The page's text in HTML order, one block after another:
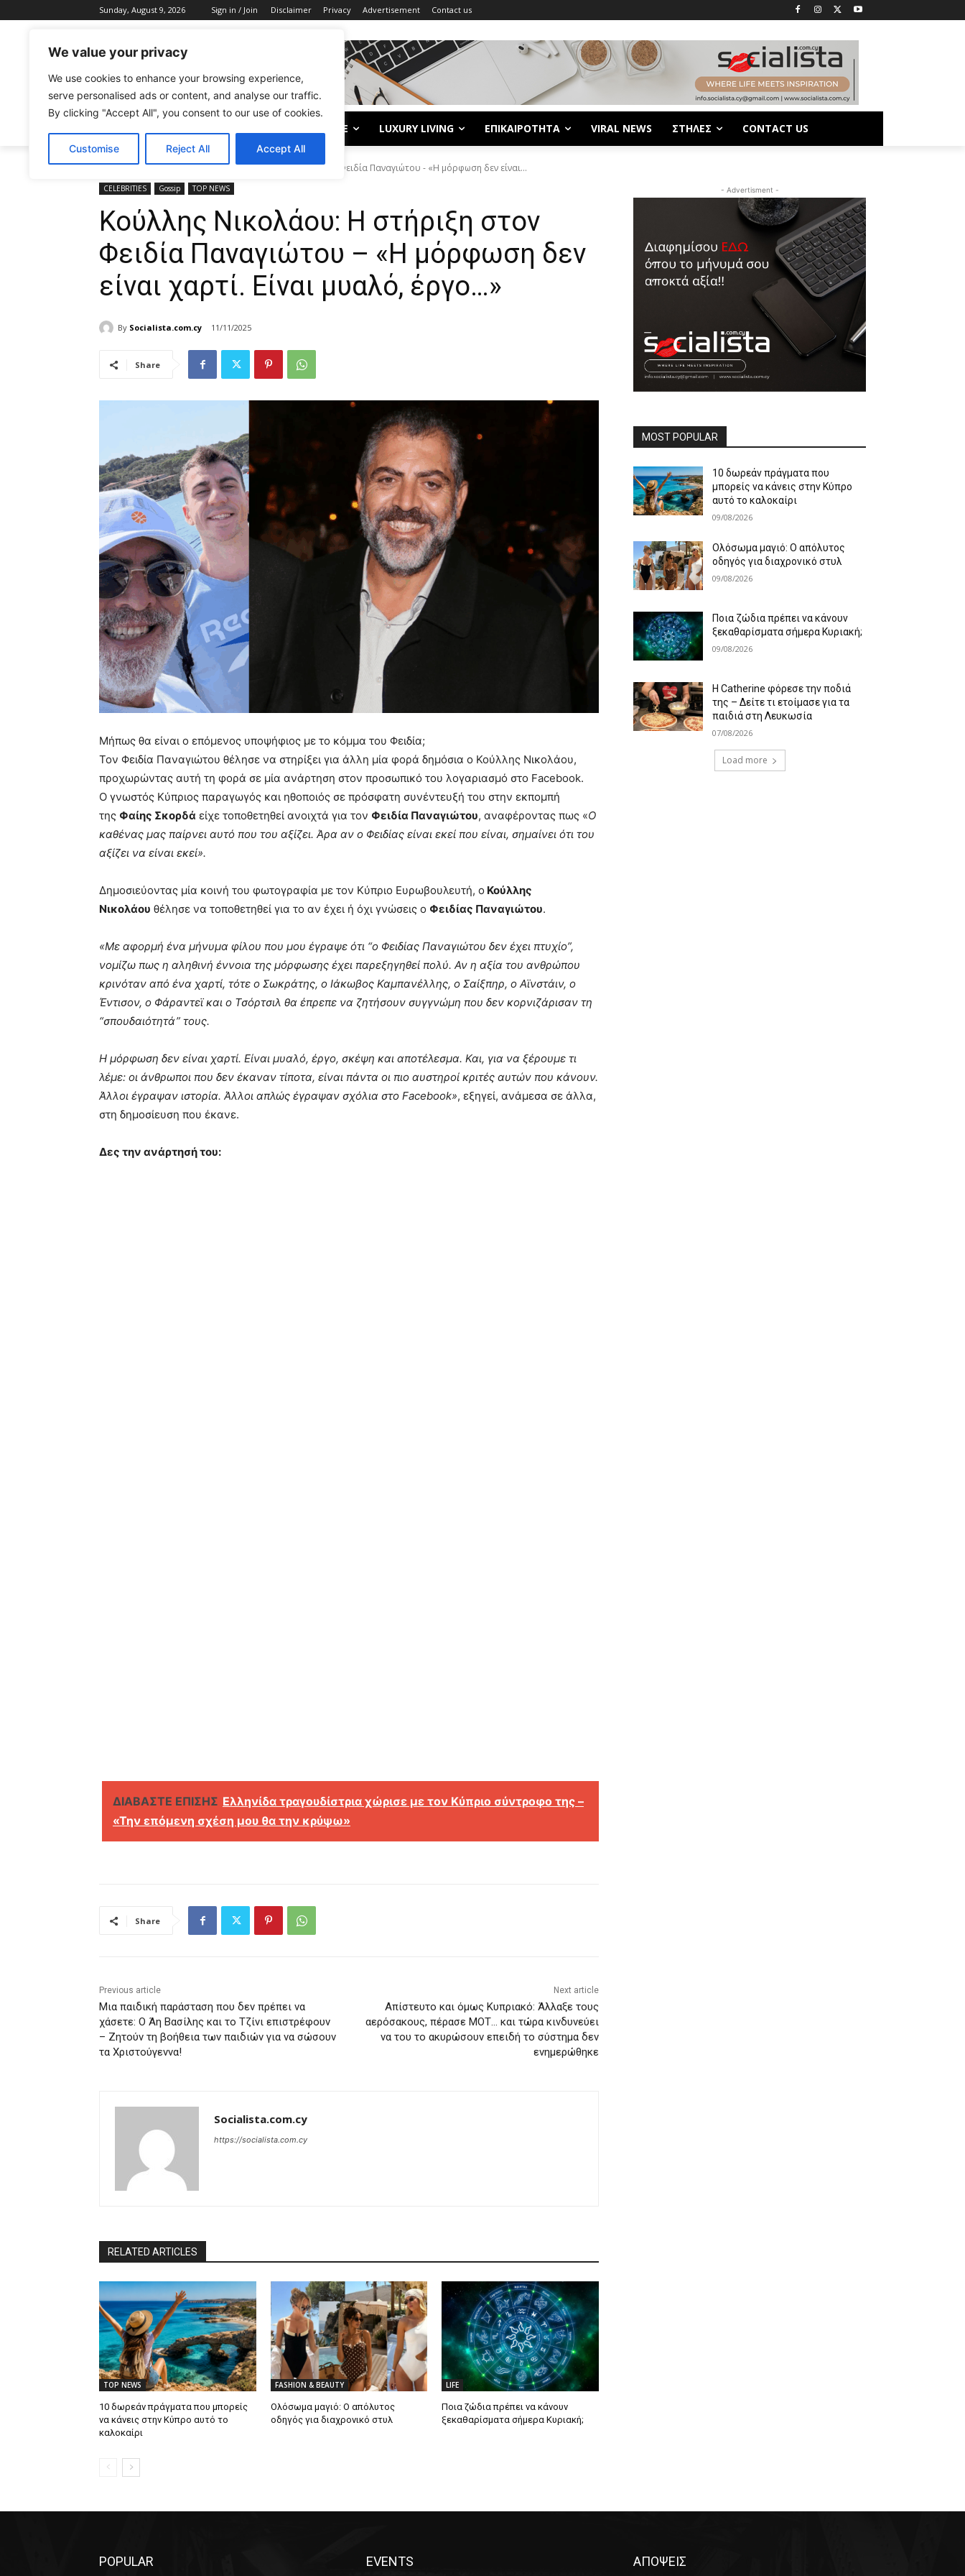
We value your privacy
We use cookies to enhance your browsing experience,
serve personalised ads or content, and analyse our traffic.
By clicking "Accept All", you consent to our use of cookies.
Customise Reject All Accept All
Sunday, August 9, 2026 Sign in / Join Disclaimer Privacy Advertisement Contact us
LIFE LUXURY LIVING ΕΠΙΚΑΙΡΟΤΗΤΑ VIRAL NEWS ΣΤΗΛΕΣ CONTACT US
Home CELEBRITIES Κούλλης Νικολάου: Η στήριξη στον Φειδία Παναγιώτου - «Η μόρφωση δεν είναι...
CELEBRITIES Gossip TOP NEWS
Κούλλης Νικολάου: Η στήριξη στον
Φειδία Παναγιώτου – «Η μόρφωση δεν
είναι χαρτί. Είναι μυαλό, έργο…»
By Socialista.com.cy 11/11/2025
Share
Μήπως θα είναι ο επόμενος υποψήφιος με το κόμμα του Φειδία;
Τον Φειδία Παναγιώτου θέλησε να στηρίξει για άλλη μία φορά δημόσια ο Κούλλης Νικολάου,
προχωρώντας αυτή τη φορά σε μία ανάρτηση στον προσωπικό του λογαριασμό στο Facebook.
Ο γνωστός Κύπριος παραγωγός και ηθοποιός σε πρόσφατη συνέντευξή του στην εκπομπή
της Φαίης Σκορδά είχε τοποθετηθεί ανοιχτά για τον Φειδία Παναγιώτου, αναφέροντας πως «Ο
καθένας μας παίρνει αυτό που του αξίζει. Άρα αν ο Φειδίας είναι εκεί που είναι, σημαίνει ότι του
αξίζει να είναι εκεί».
Δημοσιεύοντας μία κοινή του φωτογραφία με τον Κύπριο Ευρωβουλευτή, ο Κούλλης
Νικολάου θέλησε να τοποθετηθεί για το αν έχει ή όχι γνώσεις ο Φειδίας Παναγιώτου.
«Με αφορμή ένα μήνυμα φίλου που μου έγραψε ότι “ο Φειδίας Παναγιώτου δεν έχει πτυχίο”,
νομίζω πως η αληθινή έννοια της μόρφωσης έχει παρεξηγηθεί πολύ. Αν η αξία του ανθρώπου
κρινόταν από ένα χαρτί, τότε ο Σωκράτης, ο Ιάκωβος Καμπανέλλης, ο Σαίξπηρ, ο Αϊνστάιν, ο
Έντισον, ο Φάραντεϊ και ο Τσόρτσιλ θα έπρεπε να ζητήσουν συγγνώμη που δεν κορνιζάρισαν τη
“σπουδαιότητά” τους.
Η μόρφωση δεν είναι χαρτί. Είναι μυαλό, έργο, σκέψη και αποτέλεσμα. Και, για να ξέρουμε τι
λέμε: οι άνθρωποι που δεν έκαναν τίποτα, είναι πάντα οι πιο αυστηροί κριτές αυτών που κάνουν.
Άλλοι έγραψαν ιστορία. Άλλοι απλώς έγραψαν σχόλια στο Facebook», εξηγεί, ανάμεσα σε άλλα,
στη δημοσίευση που έκανε.
Δες την ανάρτησή του:
ΔΙΑΒΑΣΤΕ ΕΠΙΣΗΣ Ελληνίδα τραγουδίστρια χώρισε με τον Κύπριο σύντροφο της –
«Την επόμενη σχέση μου θα την κρύψω»
Share
Previous article
Μια παιδική παράσταση που δεν πρέπει να
χάσετε: Ο Άη Βασίλης και το Τζίνι επιστρέφουν
– Ζητούν τη βοήθεια των παιδιών για να σώσουν
τα Χριστούγεννα!
Next article
Απίστευτο και όμως Κυπριακό: Άλλαξε τους
αερόσακους, πέρασε ΜΟΤ… και τώρα κινδυνεύει
να του το ακυρώσουν επειδή το σύστημα δεν
ενημερώθηκε
Socialista.com.cy
https://socialista.com.cy
RELATED ARTICLES
TOP NEWS
10 δωρεάν πράγματα που μπορείς
να κάνεις στην Κύπρο αυτό το
καλοκαίρι
FASHION & BEAUTY
Ολόσωμα μαγιό: Ο απόλυτος
οδηγός για διαχρονικό στυλ
LIFE
Ποια ζώδια πρέπει να κάνουν
ξεκαθαρίσματα σήμερα Κυριακή;
- Advertisment -
MOST POPULAR
10 δωρεάν πράγματα που
μπορείς να κάνεις στην Κύπρο
αυτό το καλοκαίρι
09/08/2026
Ολόσωμα μαγιό: Ο απόλυτος
οδηγός για διαχρονικό στυλ
09/08/2026
Ποια ζώδια πρέπει να κάνουν
ξεκαθαρίσματα σήμερα Κυριακή;
09/08/2026
Η Catherine φόρεσε την ποδιά
της – Δείτε τι ετοίμασε για τα
παιδιά στη Λευκωσία
07/08/2026
Load more
POPULAR EVENTS ΑΠΟΨΕΙΣ